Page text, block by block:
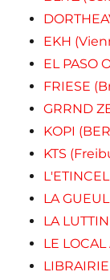
EKH
EL PASO
FRIESE
GRRND
KOPI
KTS
LA
LA
LE